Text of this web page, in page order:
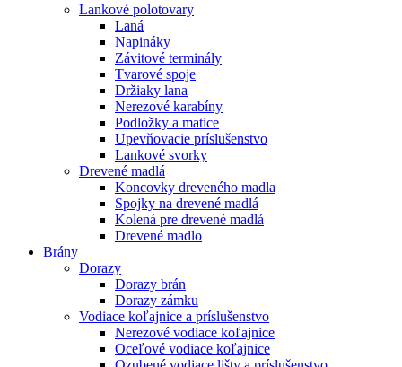
Lankové polotovary
Laná
Napináky
Závitové terminály
Tvarové spoje
Držiaky lana
Nerezové karabíny
Podložky a matice
Upevňovacie príslušenstvo
Lankové svorky
Drevené madlá
Koncovky dreveného madla
Spojky na drevené madlá
Kolená pre drevené madlá
Drevené madlo
Brány
Dorazy
Dorazy brán
Dorazy zámku
Vodiace koľajnice a príslušenstvo
Nerezové vodiace koľajnice
Oceľové vodiace koľajnice